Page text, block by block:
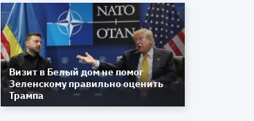
Визит в Белый дом не помог
Зеленскому правильно оценить
Трампа